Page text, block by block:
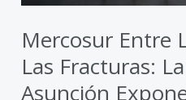
Mercosur Entre
Las Fracturas:
Asunción
de
Asunción
expone
las